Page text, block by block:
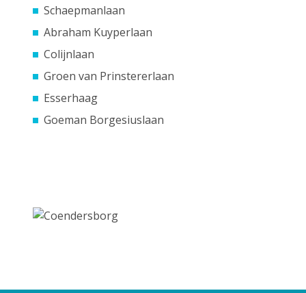
Schaepmanlaan
Abraham Kuyperlaan
Colijnlaan
Groen van Prinstererlaan
Esserhaag
Goeman Borgesiuslaan